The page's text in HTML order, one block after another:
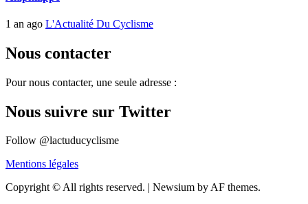
1 an ago L'Actualité Du Cyclisme
Nous contacter
Pour nous contacter, une seule adresse :
Nous suivre sur Twitter
Follow @lactuducyclisme
Mentions légales
Copyright © All rights reserved. | Newsium by AF themes.